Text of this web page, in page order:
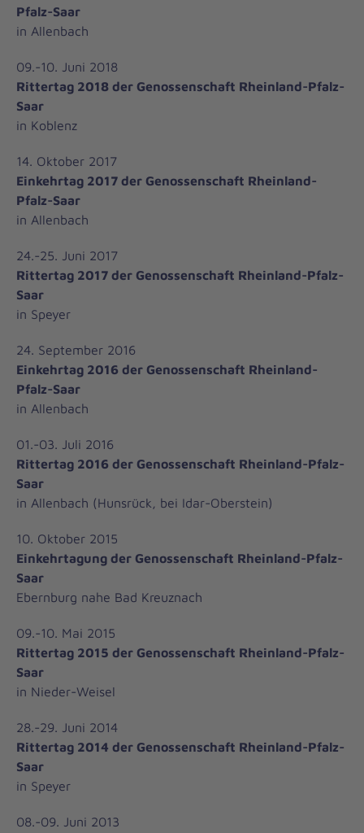
Pfalz-Saar
in Allenbach
09.-10. Juni 2018
Rittertag 2018 der Genossenschaft Rheinland-Pfalz-
Saar
in Koblenz
14. Oktober 2017
Einkehrtag 2017 der Genossenschaft Rheinland-
Pfalz-Saar
in Allenbach
24.-25. Juni 2017
Rittertag 2017 der Genossenschaft Rheinland-Pfalz-
Saar
in Speyer
24. September 2016
Einkehrtag 2016 der Genossenschaft Rheinland-
Pfalz-Saar
in Allenbach
01.-03. Juli 2016
Rittertag 2016 der Genossenschaft Rheinland-Pfalz-
Saar
in Allenbach (Hunsrück, bei Idar-Oberstein)
10. Oktober 2015
Einkehrtagung der Genossenschaft Rheinland-Pfalz-
Saar
Ebernburg nahe Bad Kreuznach
09.-10. Mai 2015
Rittertag 2015 der Genossenschaft Rheinland-Pfalz-
Saar
in Nieder-Weisel
28.-29. Juni 2014
Rittertag 2014 der Genossenschaft Rheinland-Pfalz-
Saar
in Speyer
08.-09. Juni 2013